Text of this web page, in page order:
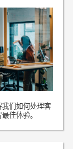
们如何处理客
佳体验。